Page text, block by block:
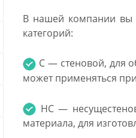
В нашей компании вы
категорий:
С — стеновой, для
может применяться
НС —
материала, для